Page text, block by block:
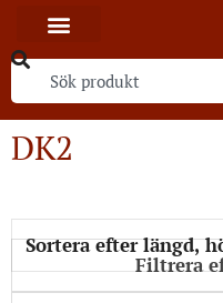
DK2
Filtrera